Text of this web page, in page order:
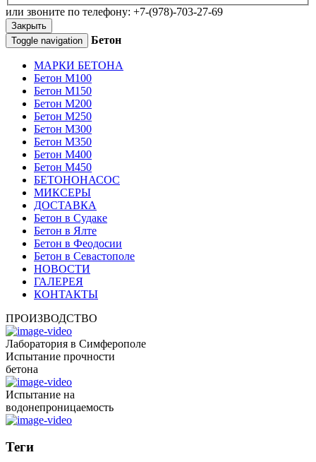
или звоните по телефону: +7-(978)-703-27-69
Закрыть
Toggle navigation
Бетон
МАРКИ БЕТОНА
Бетон М100
Бетон М150
Бетон М200
Бетон М250
Бетон М300
Бетон М350
Бетон М400
Бетон М450
БЕТОНОНАСОС
МИКСЕРЫ
ДОСТАВКА
Бетон в Судаке
Бетон в Ялте
Бетон в Феодосии
Бетон в Севастополе
НОВОСТИ
ГАЛЕРЕЯ
КОНТАКТЫ
ПРОИЗВОДСТВО
Лаборатория в Симферополе
Испытание прочности
бетона
Испытание на
водонепроницаемость
Теги